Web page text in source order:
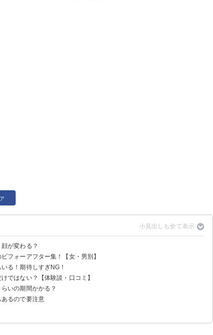
が変わる？
フォーアフター集！【女・男別】
【63㎏→58㎏】
】
55.9㎏→51.3㎏】
【52kg→47kg】
【65kg→60kg】
た目に
【62.1kg→56.6kg】
る！期待しすぎNG！
ではない？【体験談・口コミ】
いの期間かかる？
ヶ月
るので要注意